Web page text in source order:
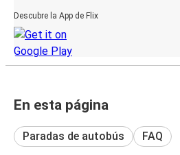
Descubre la App de Flix
En esta página
Paradas de autobús FAQ